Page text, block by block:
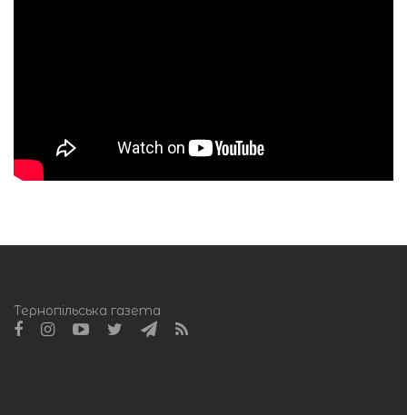
Тернопільська газета